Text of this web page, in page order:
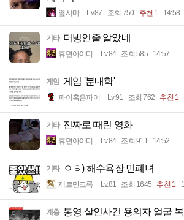
옆사마 Lv.87 조회 750 추천 1 14:58
기타 더빙인줄 알았네
휴면아이디 Lv.84 조회 585 14:57
게임 게임 '분내학'
파이혹은파어 Lv.91 조회 762 추천 1
기타 진짜로 때린 영화
휴면아이디 Lv.84 조회 911 14:52
기타 ㅇㅎ) 해수욕장 민폐녀
제르만크록 Lv.81 조회 1645 추천 1
계층 통영 살인사건 용의자 얼굴